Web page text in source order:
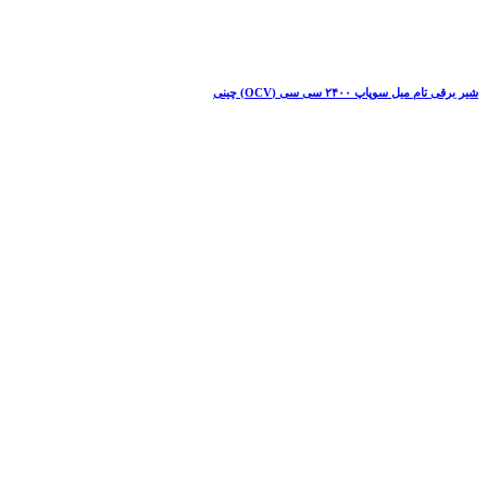
شیر برقی تام میل سوپاپ ۲۴۰۰ سی سی (OCV) چینی